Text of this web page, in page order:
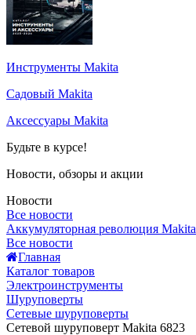
Инструменты Makita
Садовый Makita
Аксессуары Makita
Будьте в курсе!
Новости, обзоры и акции
Новости
Все новости
Аккумуляторная революция Makita
Все новости
Главная
Каталог товаров
Электроинструменты
Шуруповерты
Сетевые шуруповерты
Cетевой шуруповерт Makita 6823